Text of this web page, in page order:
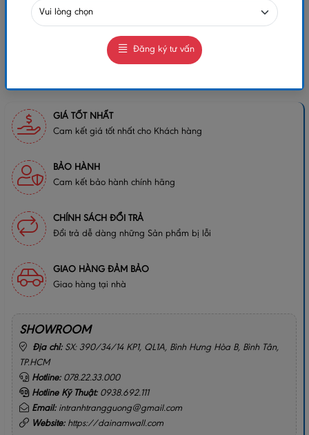
GỌI CHO TÔI
GIÁ TỐT NHẤT
Cam kết giá tốt nhất cho Khách hàng
BẢO HÀNH
Cam kết bảo hành chính hãng
CHÍNH SÁCH ĐỔI TRẢ
Đổi trả dễ dàng những Sản phẩm bị lỗi
GIAO HÀNG ĐẢM BẢO
Giao hàng tại nhà
SHOWROOM
Địa chỉ: SX: 390/34/14 KP1, QL1A, Bình Hưng Hòa B, Bình Tân,
TP.HCM
Hotline: 078.22.33.000
Hotline Kỹ Thuật: 0938.692.111
Email: intranhtrangguong@gmail.com
Website:https://dainamwall.com
Đăng ký tư vấn